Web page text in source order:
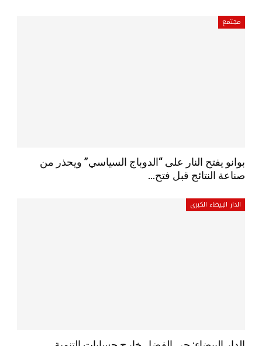
مجتمع
بوانو يفتح النار على “الدوباج السياسي” ويحذر من
صناعة النتائج قبل فتح…
الدار البيضاء الكبرى